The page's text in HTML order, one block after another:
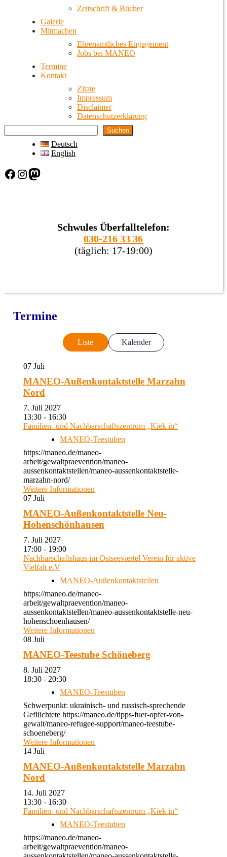
Zeitschrift & Bücher
Galerie
Mitmachen
Ehrenamtliches Engagement
Jobs bei MANEO
Termine
Kontakt
Zitate
Impressum
Disclaimer
Datenschutzerklärung
Suchen
Deutsch
English
Facebook Instagram Mastodon
Schwules Überfalltelefon:
030-216 33 36
(täglich: 17-19:00)
Termine
Liste Kalender
07 Juli
MANEO-Außenkontaktstelle Marzahn
Nord
7. Juli 2027
13:30 - 16:30
Familien- und Nachbarschaftszentrum „Kiek in“
MANEO-Teestuben
https://maneo.de/maneo-
arbeit/gewaltpraevention/maneo-
aussenkontaktstellen/maneo-aussenkontaktstelle-
marzahn-nord/
Weitere Informationen
07 Juli
MANEO-Außenkontaktstelle Neu-
Hohenschönhausen
7. Juli 2027
17:00 - 19:00
Nachbarschaftshaus im Ostseeviertel Verein für aktive
Vielfalt e.V
MANEO-Außenkontaktstellen
https://maneo.de/maneo-
arbeit/gewaltpraevention/maneo-
aussenkontaktstellen/maneo-aussenkontaktstelle-neu-
hohenschoenhausen/
Weitere Informationen
08 Juli
MANEO-Teestube Schöneberg
8. Juli 2027
18:30 - 20:30
MANEO-Teestuben
Schwerpunkt: ukrainisch- und russisch-sprechende
Geflüchtete https://maneo.de/tipps-fuer-opfer-von-
gewalt/maneo-refugee-support/maneo-teestube-
schoeneberg/
Weitere Informationen
14 Juli
MANEO-Außenkontaktstelle Marzahn
Nord
14. Juli 2027
13:30 - 16:30
Familien- und Nachbarschaftszentrum „Kiek in“
MANEO-Teestuben
https://maneo.de/maneo-
arbeit/gewaltpraevention/maneo-